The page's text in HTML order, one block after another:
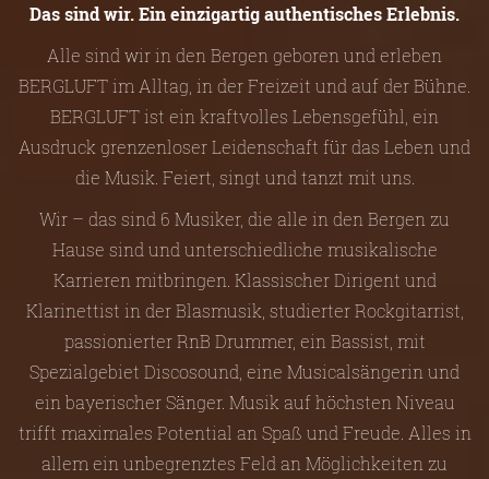
Das sind wir. Ein einzigartig authentisches Erlebnis.
Alle sind wir in den Bergen geboren und erleben
BERGLUFT im Alltag, in der Freizeit und auf der Bühne.
BERGLUFT ist ein kraftvolles Lebensgefühl, ein
Ausdruck grenzenloser Leidenschaft für das Leben und
die Musik. Feiert, singt und tanzt mit uns.
Wir – das sind 6 Musiker, die alle in den Bergen zu
Hause sind und unterschiedliche musikalische
Karrieren mitbringen. Klassischer Dirigent und
Klarinettist in der Blasmusik, studierter Rockgitarrist,
passionierter RnB Drummer, ein Bassist, mit
Spezialgebiet Discosound, eine Musicalsängerin und
ein bayerischer Sänger. Musik auf höchsten Niveau
trifft maximales Potential an Spaß und Freude. Alles in
allem ein unbegrenztes Feld an Möglichkeiten zu